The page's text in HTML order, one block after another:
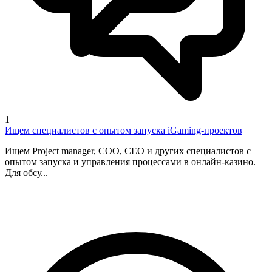
1
Ищем специалистов с опытом запуска iGaming-проектов
Ищем Project manager, COO, CEO и других специалистов с
опытом запуска и управления процессами в онлайн-казино.
Для обсу...